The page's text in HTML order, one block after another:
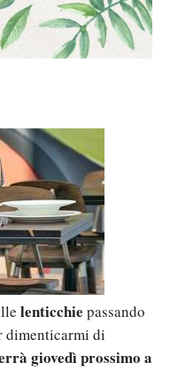
lenticchie passando
dimenticarmi di
giovedì prossimo a